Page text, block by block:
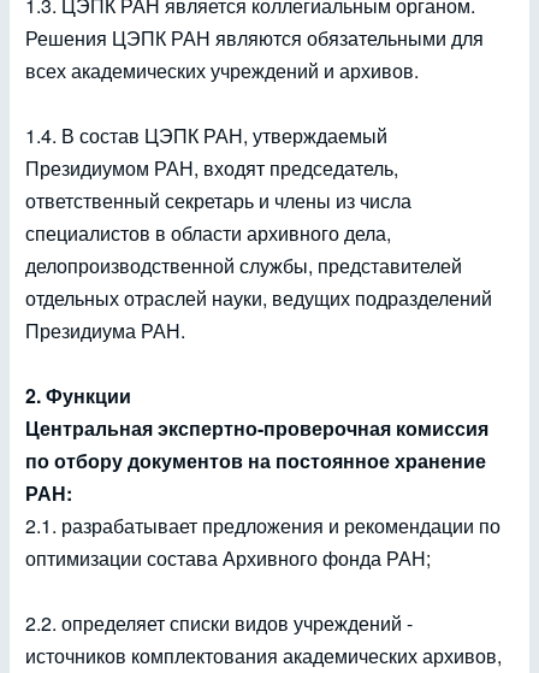
Решения ЦЭПК РАН являются обязательными для
всех академических учреждений и архивов.
1.4. В состав ЦЭПК РАН, утверждаемый
Президиумом РАН, входят председатель,
ответственный секретарь и члены из числа
специалистов в области архивного дела,
делопроизводственной службы, представителей
отдельных отраслей науки, ведущих подразделений
Президиума РАН.
2. Функции
Центральная экспертно-проверочная комиссия
по отбору документов на постоянное хранение
РАН:
2.1. разрабатывает предложения и рекомендации по
оптимизации состава Архивного фонда РАН;
2.2. определяет списки видов учреждений -
источников комплектования академических архивов,